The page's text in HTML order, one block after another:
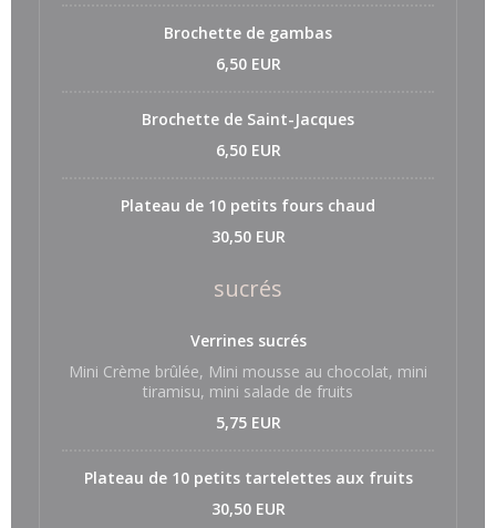
Brochette de gambas
6,50 EUR
Brochette de Saint-Jacques
6,50 EUR
Plateau de 10 petits fours chaud
30,50 EUR
sucrés
Verrines sucrés
Mini Crème brûlée, Mini mousse au chocolat, mini
tiramisu, mini salade de fruits
5,75 EUR
Plateau de 10 petits tartelettes aux fruits
30,50 EUR